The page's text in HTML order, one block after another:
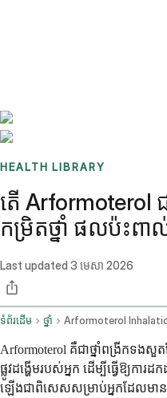
HEALTH LIBRARY
តើ Arformoterol ជ
កម្រិតថ្នាំ ផលប៉ះព
Last updated 3 មេសា 2026
ទំព័រដើម ថ្នាំ Arformoterol
Arformoterol គឺជាថ្នាំពង្រីកទង
ផ្លូវដង្ហើមរបស់អ្នក ដើម្បីធ្វើឱ្យការ
ឡើងជាពិសេសសម្រាប់អ្នកដែលមានជំ